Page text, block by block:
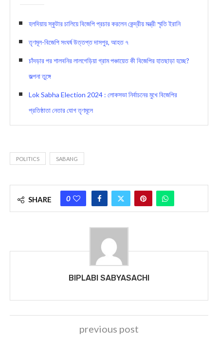
হলদিয়ায় স্কুটার চালিয়ে বিজেপি প্রচার করলেন কেন্দ্রীয় মন্ত্রী স্মৃতি ইরানি
তৃণমূল-বিজেপি সংঘর্ষ উত্তপ্ত দাসপুর, আহত ৭
চাঁদড়ার পর শালবনির লালগেড়িয়া গ্রাম পঞ্চায়েত কী বিজেপির হাতছাড়া হচ্ছে?
জল্পনা তুঙ্গে
Lok Sabha Election 2024 : লোকসভা নির্বাচনের মুখে বিজেপির
প্রতিষ্ঠাতা নেতার যোগ তৃণমূলে
POLITICS SABANG
SHARE 0
BIPLABI SABYASACHI
previous post